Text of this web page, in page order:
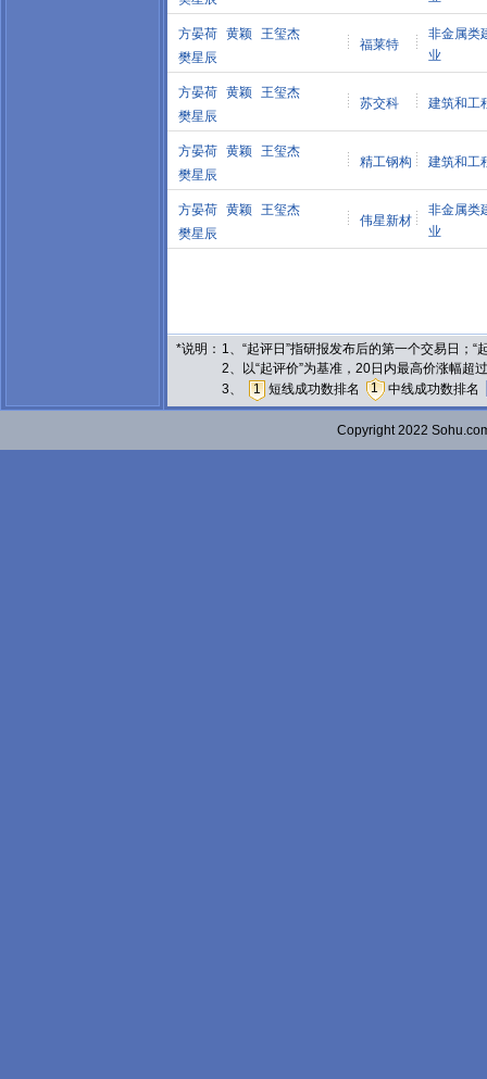
方晏荷 黄颖 王玺杰
樊星辰
福莱特
非金属类
业
方晏荷 黄颖 王玺杰
樊星辰
苏交科 建筑和工
方晏荷 黄颖 王玺杰
樊星辰
精工钢构 建筑和工
方晏荷 黄颖 王玺杰
樊星辰
伟星新材
非金属类
业
*说明： 1、“起评日”指研报发布后的第一个交易日；
2、以“起评价”为基准，20日内最高价涨幅
3、
1 短线成功数排名 1 中线成功数排名
Copyright 2022